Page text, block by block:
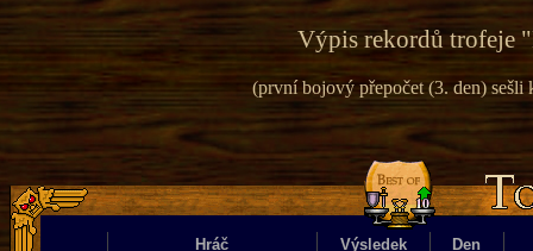
Výpis rekordů trofeje "
(první bojový přepočet (3. den)
Hráč Výsledek
Den